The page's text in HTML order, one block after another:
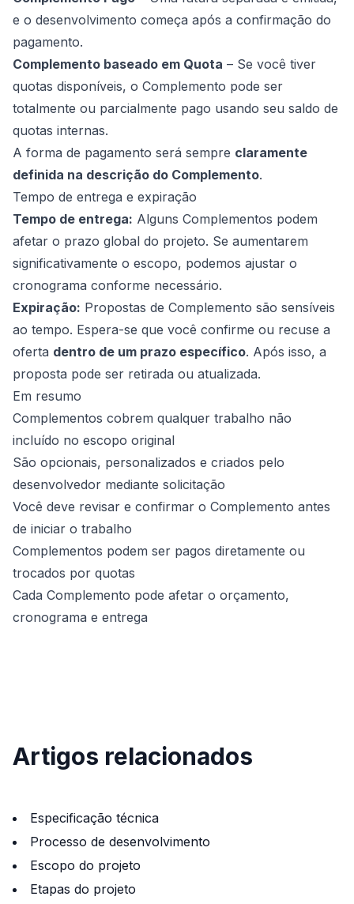
e o desenvolvimento começa após a confirmação do
pagamento.
Complemento baseado em Quota – Se você tiver
quotas disponíveis, o Complemento pode ser
totalmente ou parcialmente pago usando seu saldo de
quotas internas.
A forma de pagamento será sempre claramente
definida na descrição do Complemento.
Tempo de entrega e expiração
Tempo de entrega: Alguns Complementos podem
afetar o prazo global do projeto. Se aumentarem
significativamente o escopo, podemos ajustar o
cronograma conforme necessário.
Expiração: Propostas de Complemento são sensíveis
ao tempo. Espera-se que você confirme ou recuse a
oferta dentro de um prazo específico. Após isso, a
proposta pode ser retirada ou atualizada.
Em resumo
Complementos cobrem qualquer trabalho não
incluído no escopo original
São opcionais, personalizados e criados pelo
desenvolvedor mediante solicitação
Você deve revisar e confirmar o Complemento antes
de iniciar o trabalho
Complementos podem ser pagos diretamente ou
trocados por quotas
Cada Complemento pode afetar o orçamento,
cronograma e entrega
Artigos relacionados
Especificação técnica
Processo de desenvolvimento
Escopo do projeto
Etapas do projeto